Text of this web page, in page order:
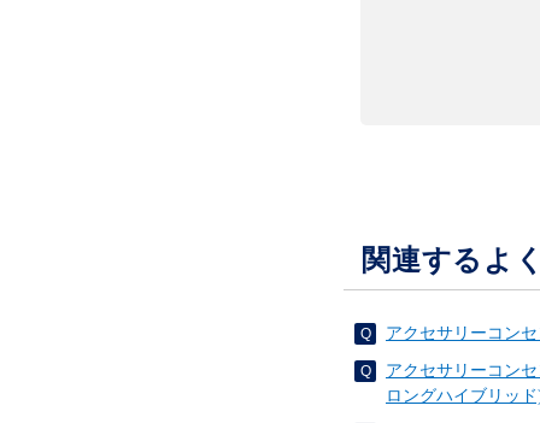
関連するよ
アクセサリーコン
アクセサリーコン
ロングハイブリッ